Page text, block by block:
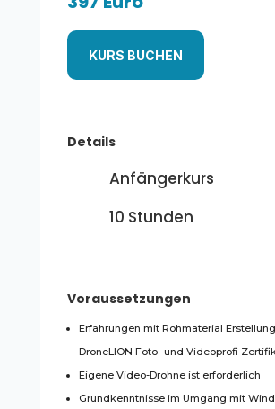
KURS BUCHEN
Details
Anfängerkurs
10 Stunden
Voraussetzungen
Erfahrungen mit Rohmaterial
DroneLION Foto- und Videoprofi
Eigene Video-Drohne ist erforderlich
Grundkenntnisse im Umgang mit